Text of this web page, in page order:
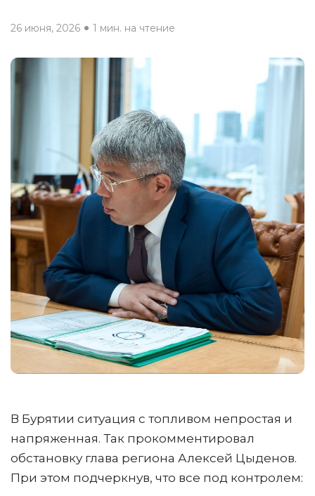
26 июня, 2026 1 мин. на чтение
В Бурятии ситуация с топливом непростая и
напряженная. Так прокомментировал
обстановку глава региона Алексей Цыденов.
При этом подчеркнув, что все под контролем: